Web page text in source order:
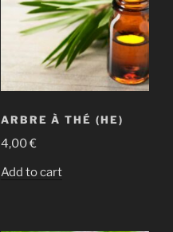
ARBRE À THÉ (HE)
4,00€
Add to cart